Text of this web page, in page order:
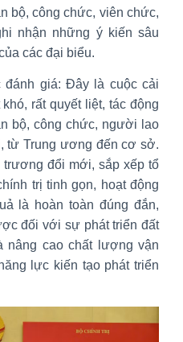
bộ, công chức, viên chức,
nhận những ý kiến sâu
các đại biểu.
giá: Đây là cuộc cải
rất quyết liệt, tác động
bộ, công chức, người lao
từ Trung ương đến cơ sở.
đổi mới, sắp xếp tổ
trị tinh gọn, hoạt động
là hoàn toàn đúng đắn,
đối với sự phát triển đất
nâng cao chất lượng vận
lực kiến tạo phát triển